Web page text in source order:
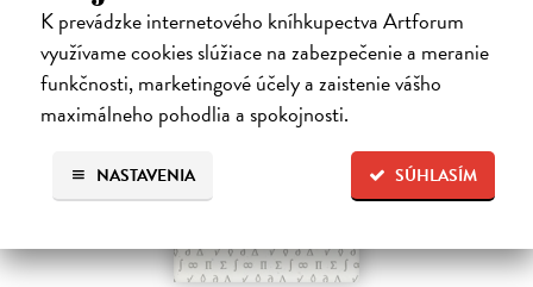
K prevádzke internetového kníhkupectva Artforum
využívame cookies slúžiace na zabezpečenie a meranie
funkčnosti, marketingové účely a zaistenie vášho
maximálneho pohodlia a spokojnosti.
SÚHLASÍM
NASTAVENIA
novinka